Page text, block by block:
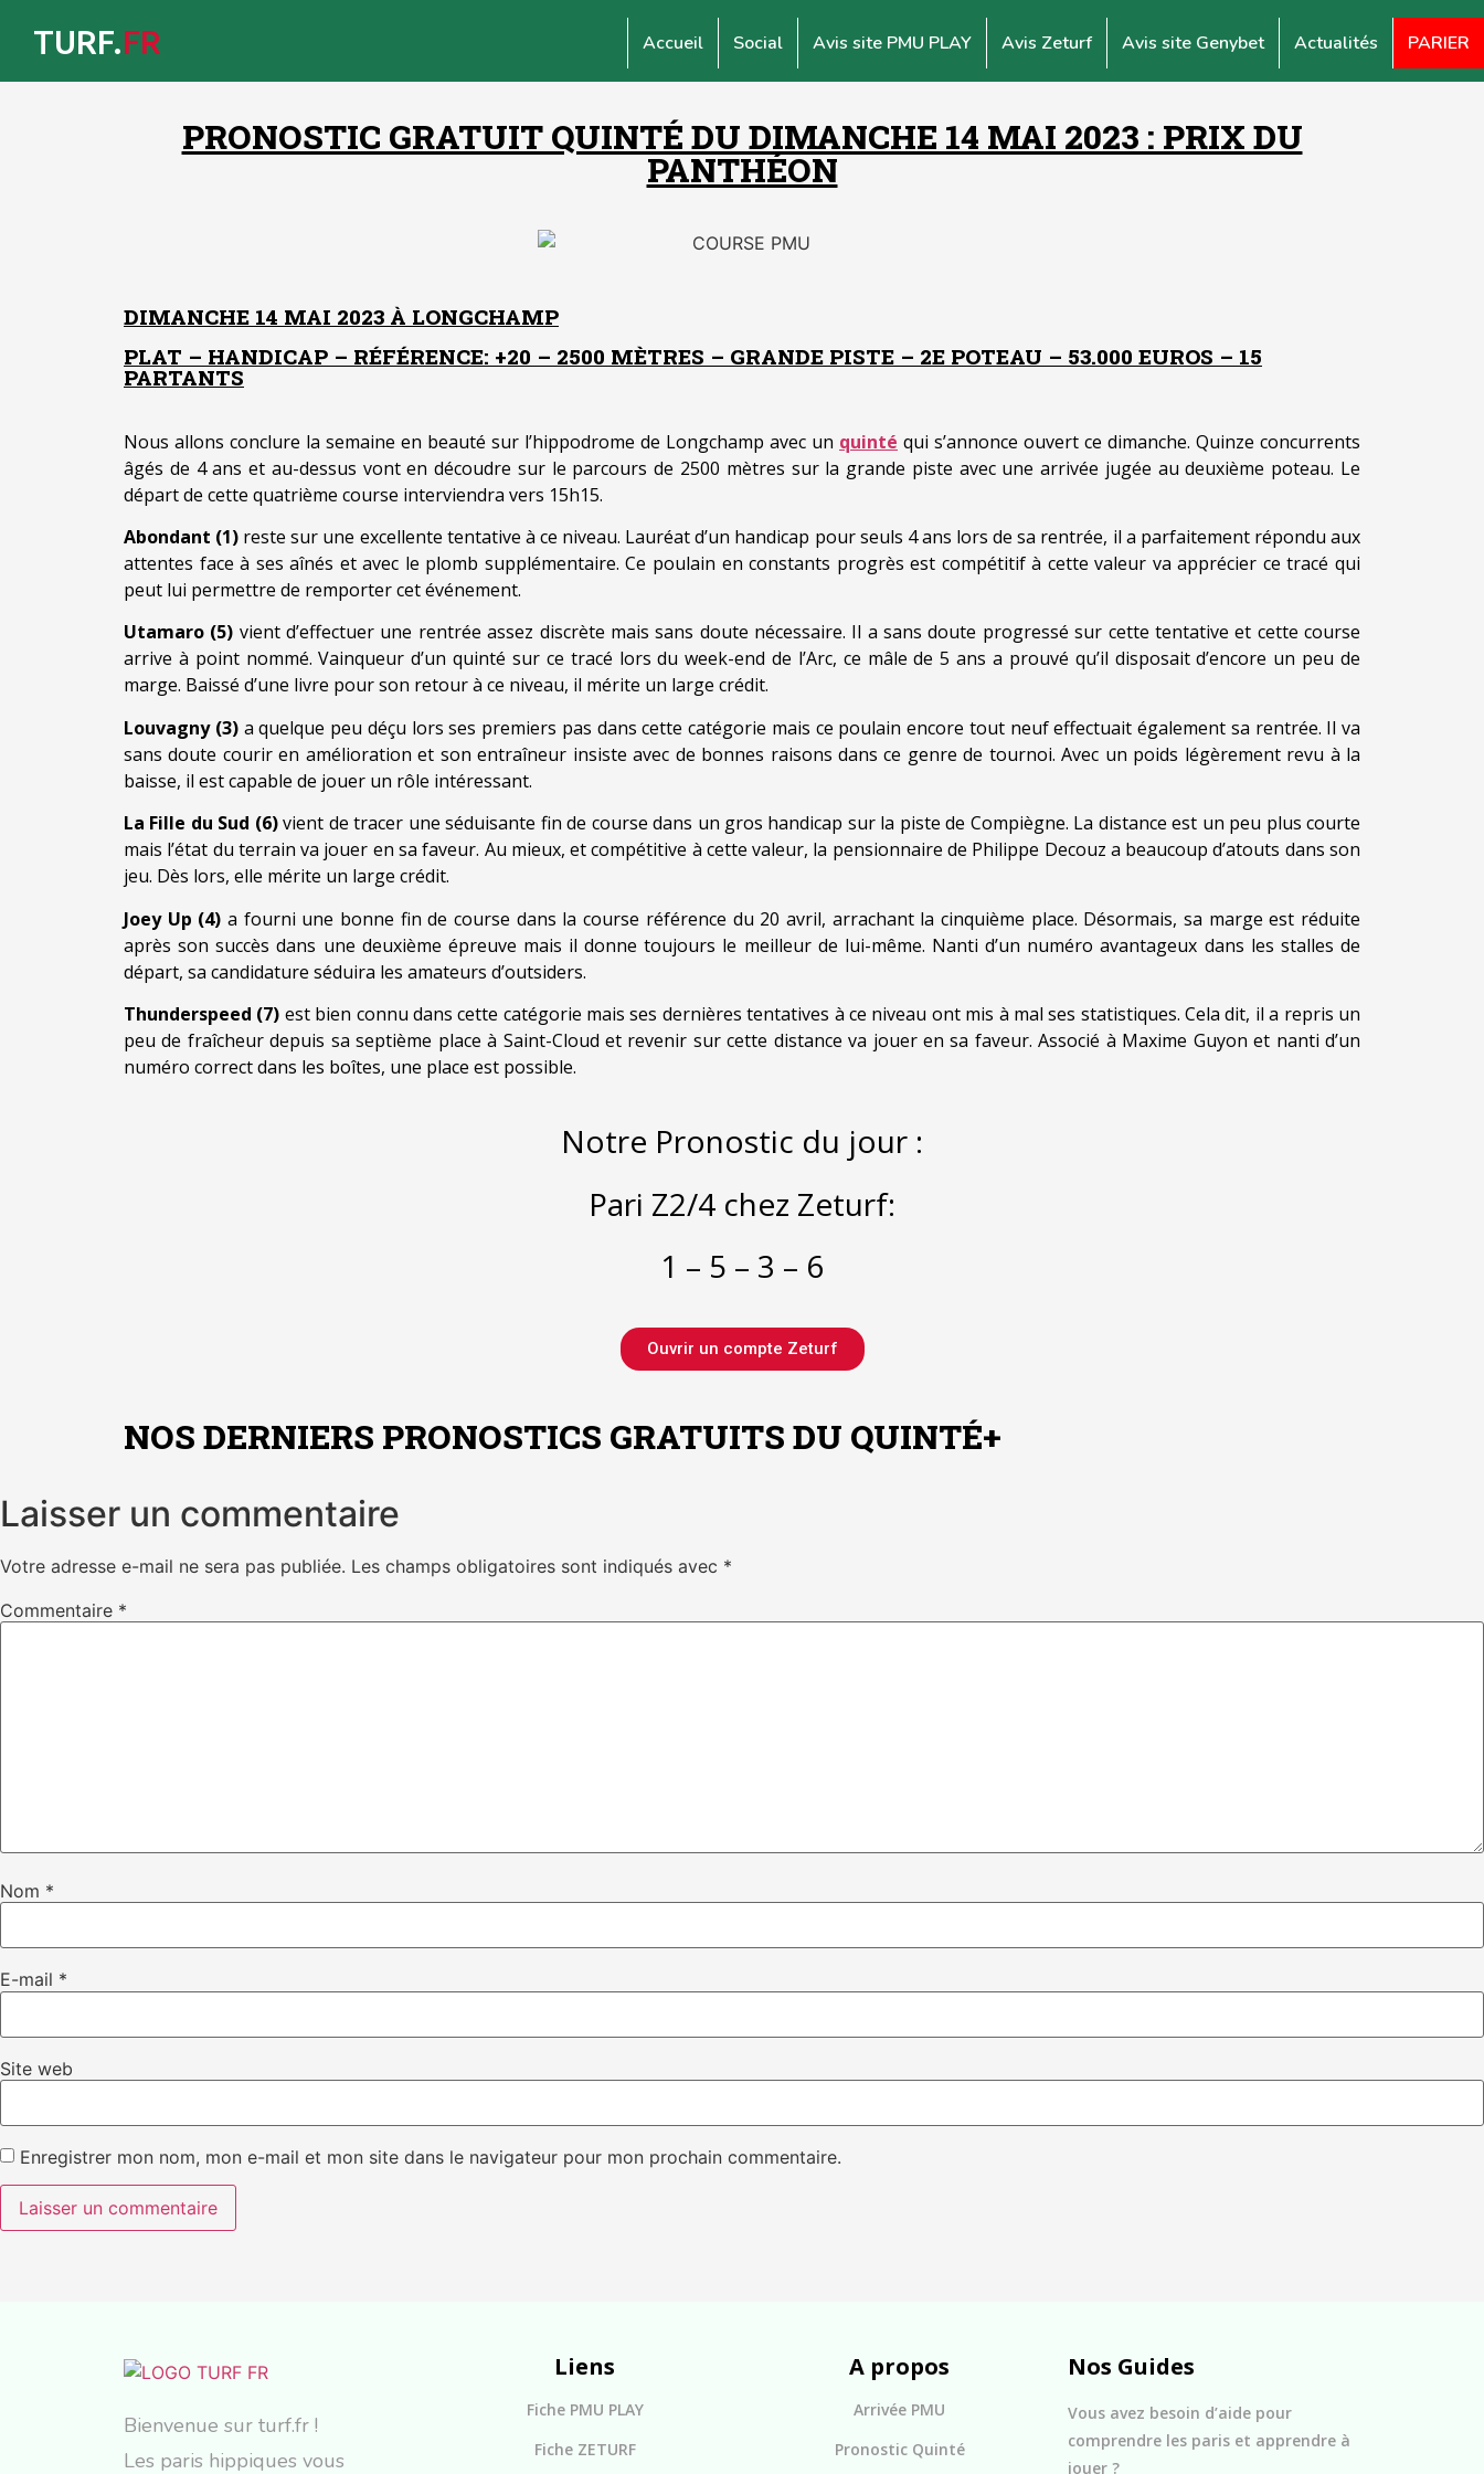
TURF.FR Accueil Social Avis site PMU PLAY Avis Zeturf Avis site Genybet Actualités PARIER
PRONOSTIC GRATUIT QUINTÉ DU DIMANCHE 14 MAI 2023 : PRIX DU
PANTHÉON
DIMANCHE 14 MAI 2023 À LONGCHAMP
PLAT – HANDICAP – RÉFÉRENCE: +20 – 2500 MÈTRES – GRANDE PISTE – 2E POTEAU – 53.000 EUROS – 15
PARTANTS
Nous allons conclure la semaine en beauté sur l’hippodrome de Longchamp avec un quinté qui s’annonce ouvert ce dimanche. Quinze concurrents
âgés de 4 ans et au-dessus vont en découdre sur le parcours de 2500 mètres sur la grande piste avec une arrivée jugée au deuxième poteau. Le
départ de cette quatrième course interviendra vers 15h15.
Abondant (1) reste sur une excellente tentative à ce niveau. Lauréat d’un handicap pour seuls 4 ans lors de sa rentrée, il a parfaitement répondu aux
attentes face à ses aînés et avec le plomb supplémentaire. Ce poulain en constants progrès est compétitif à cette valeur va apprécier ce tracé qui
peut lui permettre de remporter cet événement.
Utamaro (5) vient d’effectuer une rentrée assez discrète mais sans doute nécessaire. Il a sans doute progressé sur cette tentative et cette course
arrive à point nommé. Vainqueur d’un quinté sur ce tracé lors du week-end de l’Arc, ce mâle de 5 ans a prouvé qu’il disposait d’encore un peu de
marge. Baissé d’une livre pour son retour à ce niveau, il mérite un large crédit.
Louvagny (3) a quelque peu déçu lors ses premiers pas dans cette catégorie mais ce poulain encore tout neuf effectuait également sa rentrée. Il va
sans doute courir en amélioration et son entraîneur insiste avec de bonnes raisons dans ce genre de tournoi. Avec un poids légèrement revu à la
baisse, il est capable de jouer un rôle intéressant.
La Fille du Sud (6)vient de tracer une séduisante fin de course dans un gros handicap sur la piste de Compiègne. La distance est un peu plus courte
mais l’état du terrain va jouer en sa faveur. Au mieux, et compétitive à cette valeur, la pensionnaire de Philippe Decouz a beaucoup d’atouts dans son
jeu. Dès lors, elle mérite un large crédit.
Joey Up (4)a fourni une bonne fin de course dans la course référence du 20 avril, arrachant la cinquième place. Désormais, sa marge est réduite
après son succès dans une deuxième épreuve mais il donne toujours le meilleur de lui-même. Nanti d’un numéro avantageux dans les stalles de
départ, sa candidature séduira les amateurs d’outsiders.
Thunderspeed (7) est bien connu dans cette catégorie mais ses dernières tentatives à ce niveau ont mis à mal ses statistiques. Cela dit, il a repris un
peu de fraîcheur depuis sa septième place à Saint-Cloud et revenir sur cette distance va jouer en sa faveur. Associé à Maxime Guyon et nanti d’un
numéro correct dans les boîtes, une place est possible.
Notre Pronostic du jour :
Pari Z2/4 chez Zeturf:
1 – 5 – 3 – 6
Ouvrir un compte Zeturf
NOS DERNIERS PRONOSTICS GRATUITS DU QUINTÉ+
Laisser un commentaire
Votre adresse e-mail ne sera pas publiée. Les champs obligatoires sont indiqués avec *
Commentaire *
Nom *
E-mail *
Site web
Enregistrer mon nom, mon e-mail et mon site dans le navigateur pour mon prochain commentaire.
Bienvenue sur turf.fr !
Les paris hippiques vous
Liens
Fiche PMU PLAY
Fiche ZETURF
A propos
Arrivée PMU
Pronostic Quinté
Nos Guides
Vous avez besoin d’aide pour
comprendre les paris et apprendre à
jouer ?